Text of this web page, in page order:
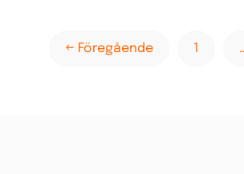
← Föregående 1